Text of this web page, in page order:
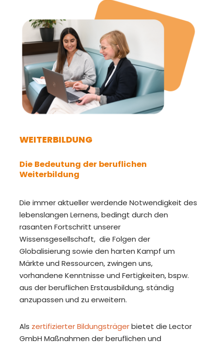
WEITERBILDUNG
Die Bedeutung der beruflichen
Weiterbildung
Die immer aktueller werdende Notwendigkeit des
lebenslangen Lernens, bedingt durch den
rasanten Fortschritt unserer
Wissensgesellschaft, die Folgen der
Globalisierung sowie den harten Kampf um
Märkte und Ressourcen, zwingen uns,
vorhandene Kenntnisse und Fertigkeiten, bspw.
aus der beruflichen Erstausbildung, ständig
anzupassen und zu erweitern.
Als zertifizierter Bildungsträgerbietet die Lector
GmbH Maßnahmen der beruflichen und